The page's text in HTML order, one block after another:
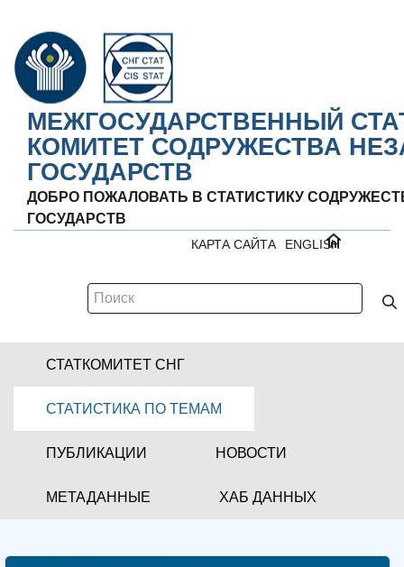
МЕЖГОСУДАРСТВЕННЫЙ
КОМИТЕТ СОДРУЖЕСТВА
ГОСУДАРСТВ
ДОБРО ПОЖАЛОВАТЬ В СТАТИСТИКУ
ГОСУДАРСТВ
ENGLISH
КАРТА САЙТА
СТАТКОМИТЕТ СНГ
СТАТИСТИКА ПО ТЕМАМ
ПУБЛИКАЦИИ НОВОСТИ
МЕТАДАННЫЕ ХАБ ДАННЫХ